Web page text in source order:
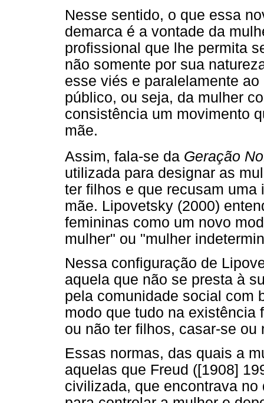
Nesse sentido, o que essa
demarca é a vontade da
profissional que lhe permita
não somente por sua
esse viés e paralelamente
público, ou seja, da mulher
consistência um movimento
mãe.
Assim, fala-se da Geração
utilizada para designar as
ter filhos e que recusam
mãe. Lipovetsky (2000)
femininas como um novo
mulher" ou "mulher
Nessa configuração de
aquela que não se presta à
pela comunidade social com
modo que tudo na existência
ou não ter filhos, casar-se ou
Essas normas, das quais a
aquelas que Freud ([1908]
civilizada, que encontrava